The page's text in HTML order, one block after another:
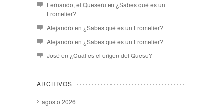
Fernando, el Queseru en ¿Sabes qué es un
Fromelier?
Alejandro en ¿Sabes qué es un Fromelier?
Alejandro en ¿Sabes qué es un Fromelier?
José en ¿Cuál es el origen del Queso?
ARCHIVOS
agosto 2026